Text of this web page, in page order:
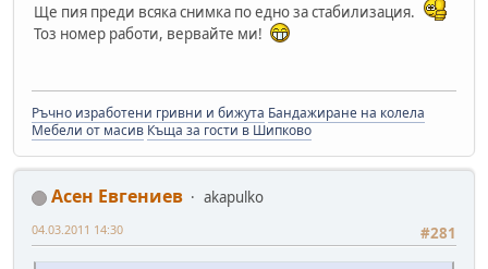
Ще пия преди всяка снимка по едно за стабилизация.
Тоз номер работи, вервайте ми!
Ръчно изработени гривни и бижута Бандажиране на колела
Мебели от масив Къща за гости в Шипково
Асен Евгениев
akapulko
#281
04.03.2011 14:30